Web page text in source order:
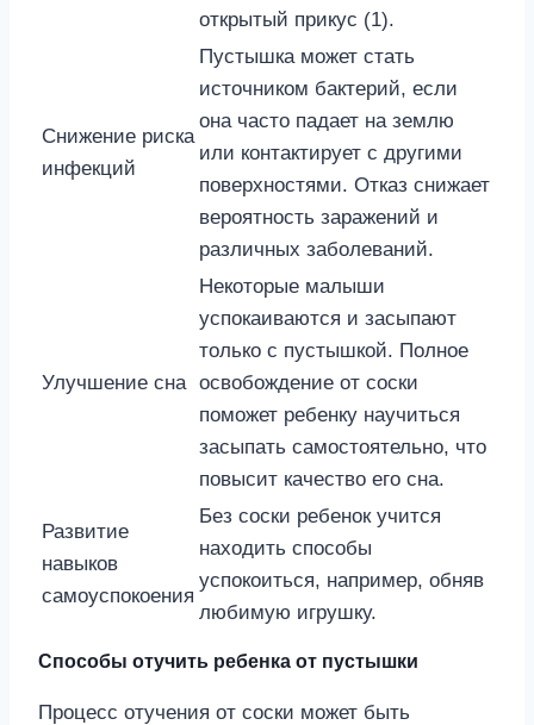
открытый прикус (1).
Снижение риска
инфекций
Пустышка может стать
источником бактерий, если
она часто падает на землю
или контактирует с другими
поверхностями. Отказ снижает
вероятность заражений и
различных заболеваний.
Улучшение сна
Некоторые малыши
успокаиваются и засыпают
только с пустышкой. Полное
освобождение от соски
поможет ребенку научиться
засыпать самостоятельно, что
повысит качество его сна.
Развитие
навыков
самоуспокоения
Без соски ребенок учится
находить способы
успокоиться, например, обняв
любимую игрушку.
Способы отучить ребенка от пустышки
Процесс отучения от соски может быть